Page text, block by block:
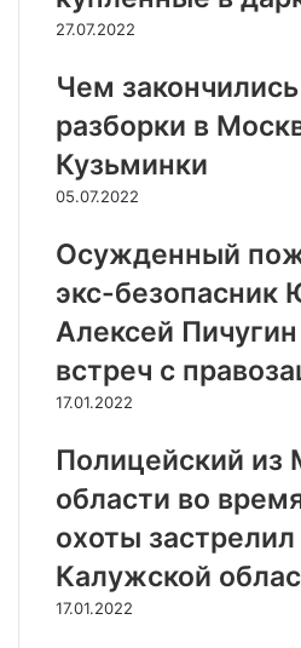
27.07.2022
Чем
разборки в
Кузьминки
05.07.2022
Осужденный
экс-
Алексей Пичугин
встреч с
17.01.2022
Полицейский из
области во
охоты
Калужской
17.01.2022